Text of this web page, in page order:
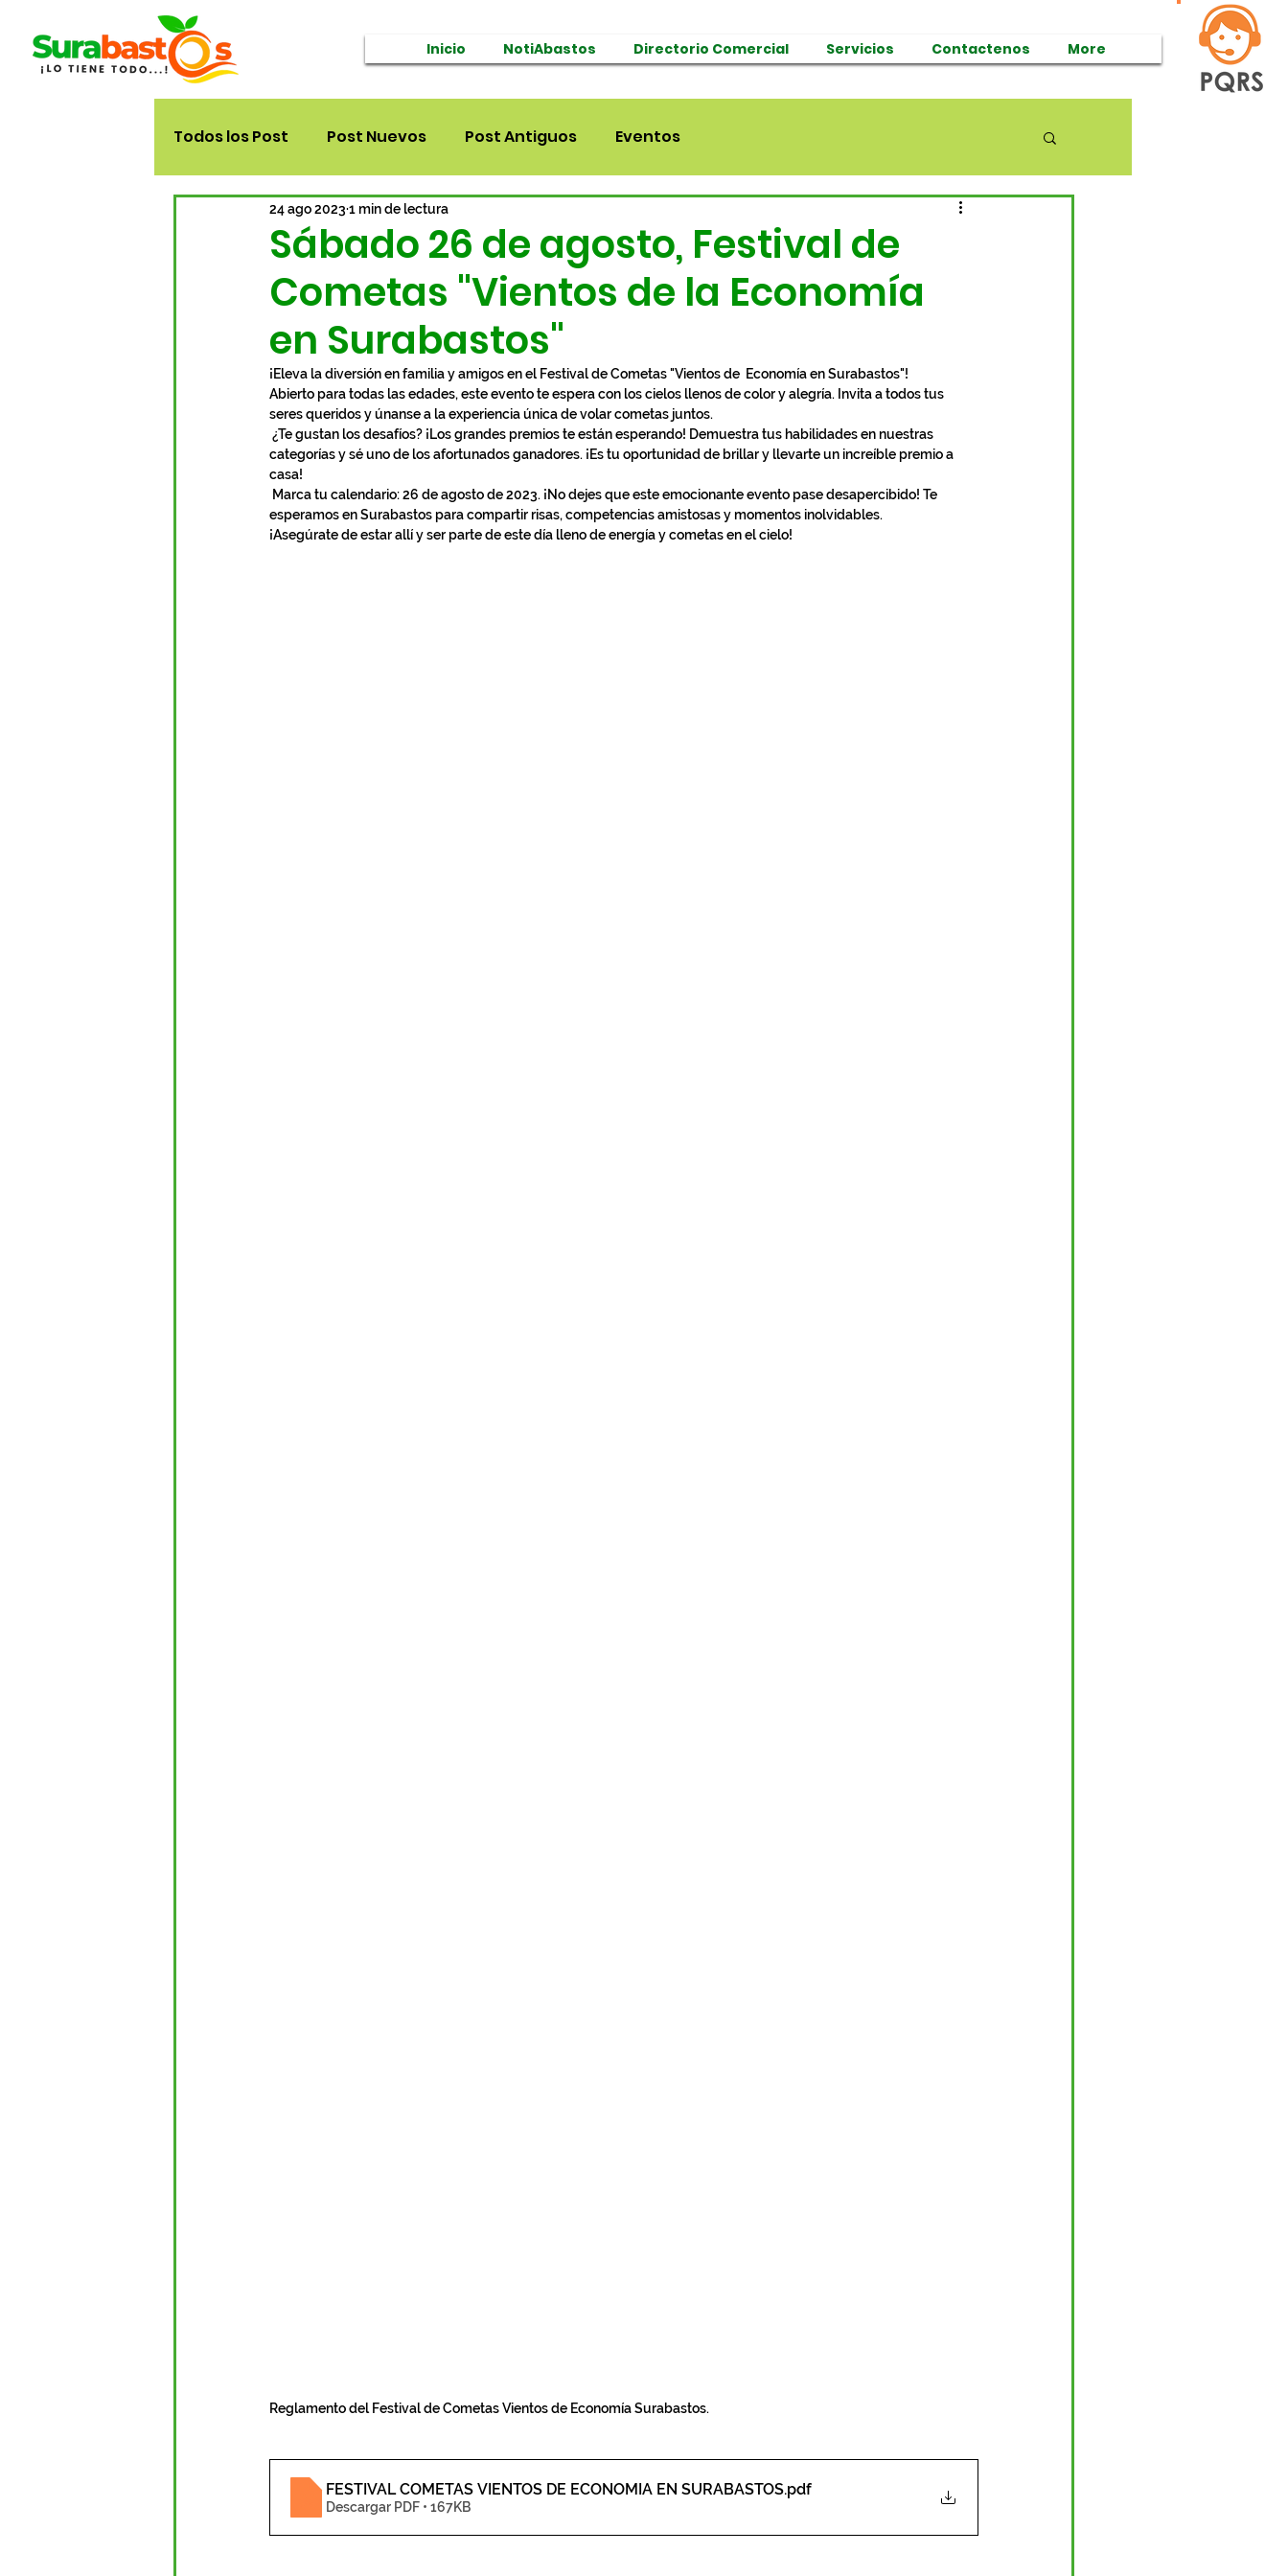
Inicio NotiAbastos Directorio Comercial Servicios Contactenos More
Todos los Post Post Nuevos Post Antiguos Eventos
Sábado 26 de agosto, Festival de
Cometas "Vientos de la Economía
en Surabastos"
24 ago 2023 1 min de lectura
¡Eleva la diversión en familia y amigos en el Festival de Cometas "Vientos de  Economía en Surabastos"!
Abierto para todas las edades, este evento te espera con los cielos llenos de color y alegría. Invita a todos tus
seres queridos y únanse a la experiencia única de volar cometas juntos.
categorías y sé uno de los afortunados ganadores. ¡Es tu oportunidad de brillar y llevarte un increíble premio a
casa!
esperamos en Surabastos para compartir risas, competencias amistosas y momentos inolvidables.
¡Asegúrate de estar allí y ser parte de este día lleno de energía y cometas en el cielo!
Reglamento del Festival de Cometas Vientos de Economía Surabastos.
FESTIVAL COMETAS VIENTOS DE ECONOMIA EN SURABASTOS.pdf
Descargar PDF • 167KB